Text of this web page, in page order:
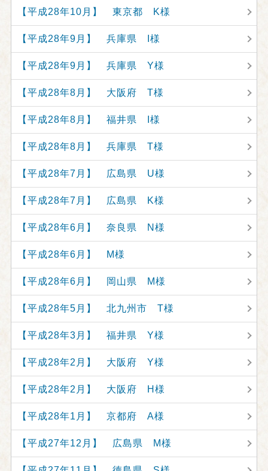
【平成28年10月】 東京都 K様
【平成28年9月】 兵庫県 I様
【平成28年9月】 兵庫県 Y様
【平成28年8月】 大阪府 T様
【平成28年8月】 福井県 I様
【平成28年8月】 兵庫県 T様
【平成28年7月】 広島県 U様
【平成28年7月】 広島県 K様
【平成28年6月】 奈良県 N様
【平成28年6月】 M様
【平成28年6月】 岡山県 M様
【平成28年5月】 北九州市 T様
【平成28年3月】 福井県 Y様
【平成28年2月】 大阪府 Y様
【平成28年2月】 大阪府 H様
【平成28年1月】 京都府 A様
【平成27年12月】 広島県 M様